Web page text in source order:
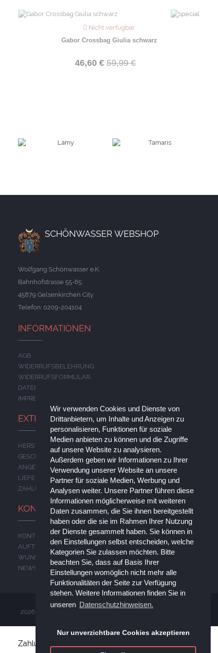
Wir verwenden Cookies und Dienste von
Drittanbietern, um Inhalte und Anzeigen zu
personalisieren, Funktionen für soziale
Medien anbieten zu können und die Zugriffe
auf unsere Website zu analysieren.
Außerdem geben wir Informationen zu Ihrer
Verwendung unserer Website an unsere
Partner für soziale Medien, Werbung und
Analysen weiter. Unsere Partner führen diese
Informationen möglicherweise mit weiteren
Daten zusammen, die Sie ihnen bereitgestellt
haben oder die sie im Rahmen Ihrer Nutzung
der Dienste gesammelt haben. Sie können in
den Einstellungen selbst entscheiden, welche
Kategorien Sie zulassen möchten. Bitte
beachten Sie, dass auf Basis Ihrer
Einstellungen womöglich nicht mehr alle
Funktionalitäten der Seite zur Verfügung
stehen. Weitere Informationen finden Sie in
unseren Datenschutzhinweisen.
Nur unverzichtbare Cookies akzeptieren
Nicht verfügbar
Gabor Crossbag Giulia schwarz
46,60 € 59,99 €
SCHÖNWASSER WEBSHOP
Wolfgang Schönwasser e.K.
Bahnhofstrasse 55-65
45879 Gelsenkirchen City
Telefon: 0209-204104
INFORMATIONEN
AGB
WIDERRUFSBELEHRUNG
WIDERRUFSFORMULAR
DATENSCHUTZERKLÄRUNG
IMPRESSUM
EXTRAS
HERSTELLER
GESCHENKGUTSCHEINE
ANGEBOTE
LIEFERUNG
ZAHLUNG
KONTO
KONTO
AUFTRAGSVERLAUF
WUNSCHLISTE
NEWSLETTER
2026 © Wolfgang Schönwasser e.K. Alle Rechte vorbehalten.
Zahlungsoptionen: